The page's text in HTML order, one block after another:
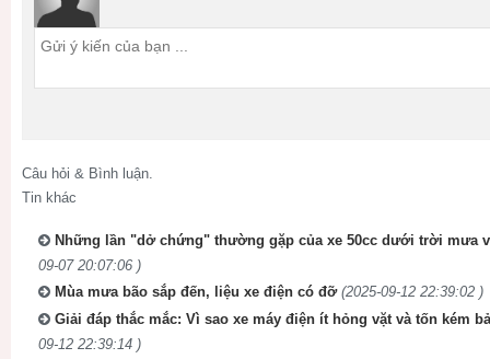
Câu hỏi & Bình luận.
Tin khác
Những lần "dở chứng" thường gặp của xe 50cc dưới trời mưa
09-07 20:07:06 )
Mùa mưa bão sắp đến, liệu xe điện có đỡ (2025-09-12 22:39:02 )
Giải đáp thắc mắc: Vì sao xe máy điện ít hỏng vặt và tốn kém
09-12 22:39:14 )